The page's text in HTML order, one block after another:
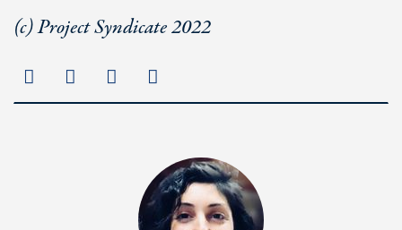
(с) Project Syndicate 2022